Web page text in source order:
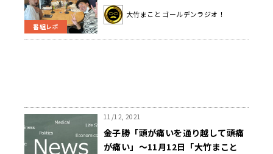
番組レポ
十肩」！
大竹まこと ゴールデンラジオ！
11/12, 2021
金子勝「頭が痛いを通り越して頭痛
が痛い」〜11月12日「大竹まこと